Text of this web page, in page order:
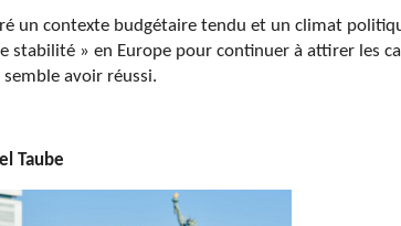
un contexte budgétaire tendu et un climat
stabilité » en Europe pour continuer à attirer les
avoir réussi.
Taube